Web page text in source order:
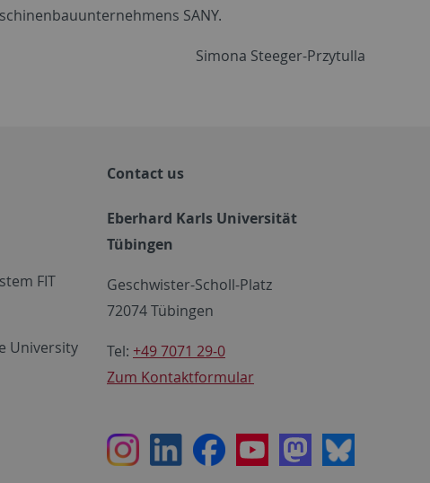
SANY.
Simona Steeger-Przytulla
FIT
University
Contact us
Eberhard Karls Universität
Tübingen
Geschwister-Scholl-Platz
72074 Tübingen
Tel: +49 7071 29-0
Zum Kontaktformular
InstagramLinkedInFacebookYoutubeMastodon
Bluesky